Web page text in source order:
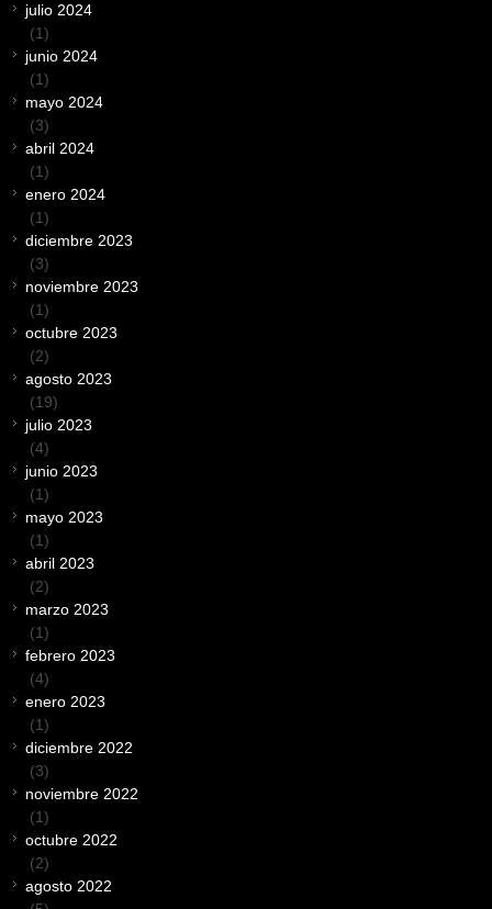
julio 2024
(1)
junio 2024
(1)
mayo 2024
(3)
abril 2024
(1)
enero 2024
(1)
diciembre 2023
(3)
noviembre 2023
(1)
octubre 2023
(2)
agosto 2023
(19)
julio 2023
(4)
junio 2023
(1)
mayo 2023
(1)
abril 2023
(2)
marzo 2023
(1)
febrero 2023
(4)
enero 2023
(1)
diciembre 2022
(3)
noviembre 2022
(1)
octubre 2022
(2)
agosto 2022